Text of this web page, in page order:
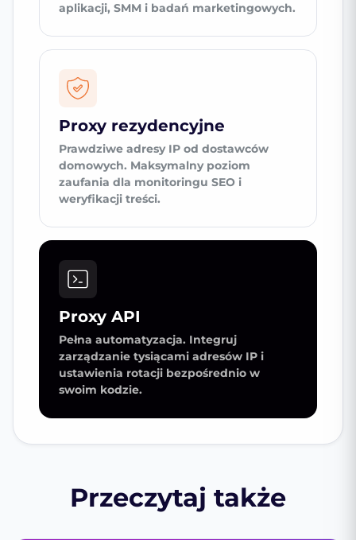
aplikacji, SMM i badań marketingowych.
Proxy rezydencyjne
Prawdziwe adresy IP od dostawców
domowych. Maksymalny poziom
zaufania dla monitoringu SEO i
weryfikacji treści.
Proxy API
Pełna automatyzacja. Integruj
zarządzanie tysiącami adresów IP i
ustawienia rotacji bezpośrednio w
swoim kodzie.
Przeczytaj także